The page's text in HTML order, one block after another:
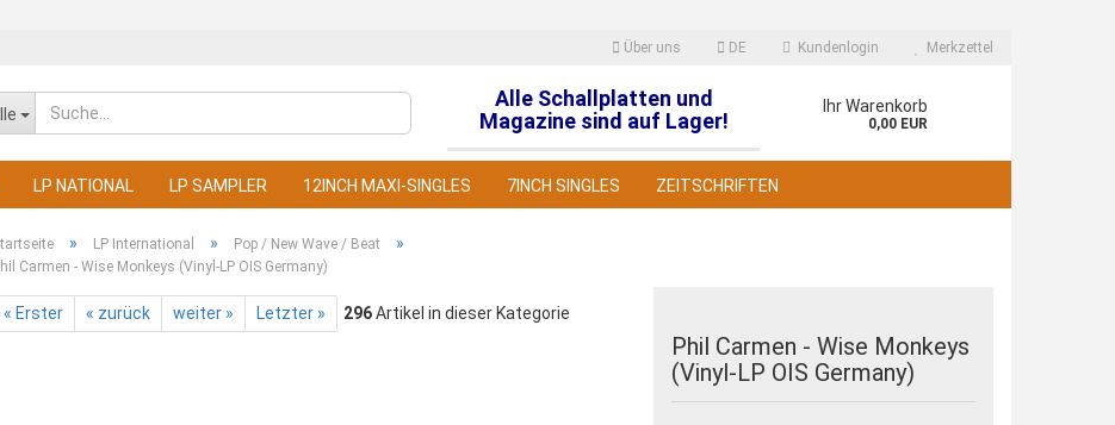
Über uns DE
Sprache auswählen
Kundenlogin Merkzettel
Alle Schallplatten und
Magazine sind auf Lager!
Ihr Warenkorb
0,00 EUR
LP NATIONAL LP SAMPLER 12INCH MAXI-SINGLES 7INCH SINGLES ZEITSCHRIFTEN
» LP International » Pop / New Wave / Beat »
Carmen - Wise Monkeys (Vinyl-LP OIS Germany)
« Erster « zurück weiter » Letzter » 296Artikel in dieser Kategorie
Phil Carmen - Wise Monkeys
(Vinyl-LP OIS Germany)